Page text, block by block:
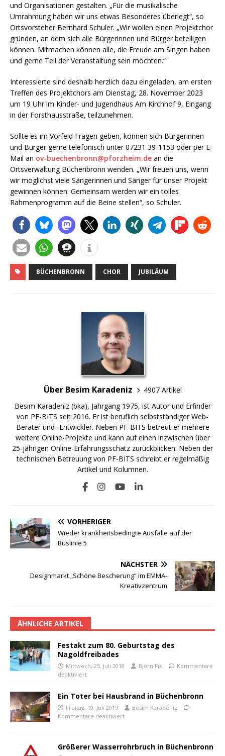
und Organisationen gestalten. „Für die musikalische
Umrahmung haben wir uns etwas Besonderes überlegt“, so
Ortsvorsteher Bernhard Schuler. „Wir wollen einen Projektchor
gründen, an dem sich alle Bürgerinnen und Bürger beteiligen
können. Mitmachen können alle, die Freude am Singen haben
und gerne Teil der Veranstaltung sein möchten.“
Interessierte sind deshalb herzlich dazu eingeladen, am ersten
Treffen des Projektchors am Dienstag, 28. November 2023
um 19 Uhr im Kinder- und Jugendhaus Am Kirchhof 9, Eingang
in der Forsthausstraße, teilzunehmen.
Sollte es im Vorfeld Fragen geben, können sich Bürgerinnen
und Bürger gerne telefonisch unter 07231 39-1153 oder per E-
Mail an ov-buechenbronn@pforzheim.de an die
Ortsverwaltung Büchenbronn wenden. „Wir freuen uns, wenn
wir möglichst viele Sängerinnen und Sänger für unser Projekt
gewinnen können. Gemeinsam werden wir ein tolles
Rahmenprogramm auf die Beine stellen“, so Schuler.
BÜCHENBRONN CHOR JUBILÄUM
Über Besim Karadeniz
4907 Artikel
Besim Karadeniz (bka), Jahrgang 1975, ist Autor und Erfinder
von PF-BITS seit 2016. Er ist beruflich selbstständiger Web-
Berater und -Entwickler. Neben PF-BITS betreut er mehrere
weitere Online-Projekte und kann auf einen inzwischen über
25-jährigen Online-Erfahrungsschatz zurückblicken. Neben der
technischen Betreuung von PF-BITS schreibt er regelmäßig
Artikel und Kolumnen.
VORHERIGER
Wieder krankheitsbedingte Ausfälle auf der
Buslinie 5
NÄCHSTER
Designmarkt „Schöne Bescherung“ im EMMA-
Kreativzentrum
ÄHNLICHE ARTIKEL
Festakt zum 80. Geburtstag des
Nagoldfreibades
Mittwoch, 25. Juli 2018 Björn Fix
Kommentare
deaktiviert
Ein Toter bei Hausbrand in Büchenbronn
Freitag, 19. Juli 2019
Besim Karadeniz
Kommentare deaktiviert
Größerer Wasserrohrbruch in Büchenbronn